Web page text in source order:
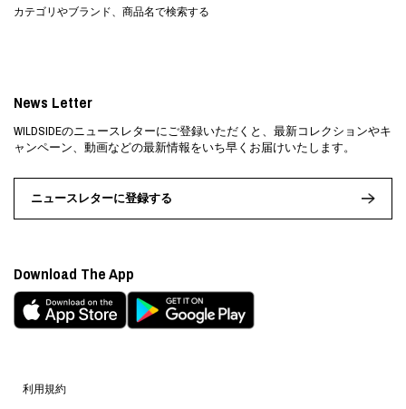
カテゴリやブランド、商品名で検索する
利用規約
News Letter
WILDSIDEのニュースレターにご登録いただくと、最新コレクションやキ
ャンペーン、動画などの最新情報をいち早くお届けいたします。
ニュースレターに登録する
Download The App